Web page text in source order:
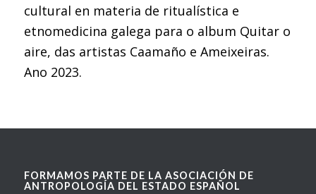
cultural en materia de ritualística e
etnomedicina galega para o album Quitar o
aire, das artistas Caamaño e Ameixeiras.
Ano 2023.
FORMAMOS PARTE DE LA ASOCIACIÓN DE
ANTROPOLOGÍA DEL ESTADO ESPAÑOL